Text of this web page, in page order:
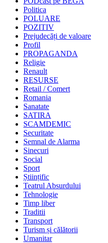
Politica
POLUARE
POZITIV
Prejudecăți de valoare
Profil
PROPAGANDA
Religie
Renault
RESURSE
Retail / Comert
Romania
Sanatate
SATIRA
SCAMDEMIC
Securitate
Semnal de Alarma
Sinecuri
Social
Sport
Științific
Teatrul Absurdului
Tehnologie
Timp liber
Traditii
Transport
Turism și călătorii
Umanitar